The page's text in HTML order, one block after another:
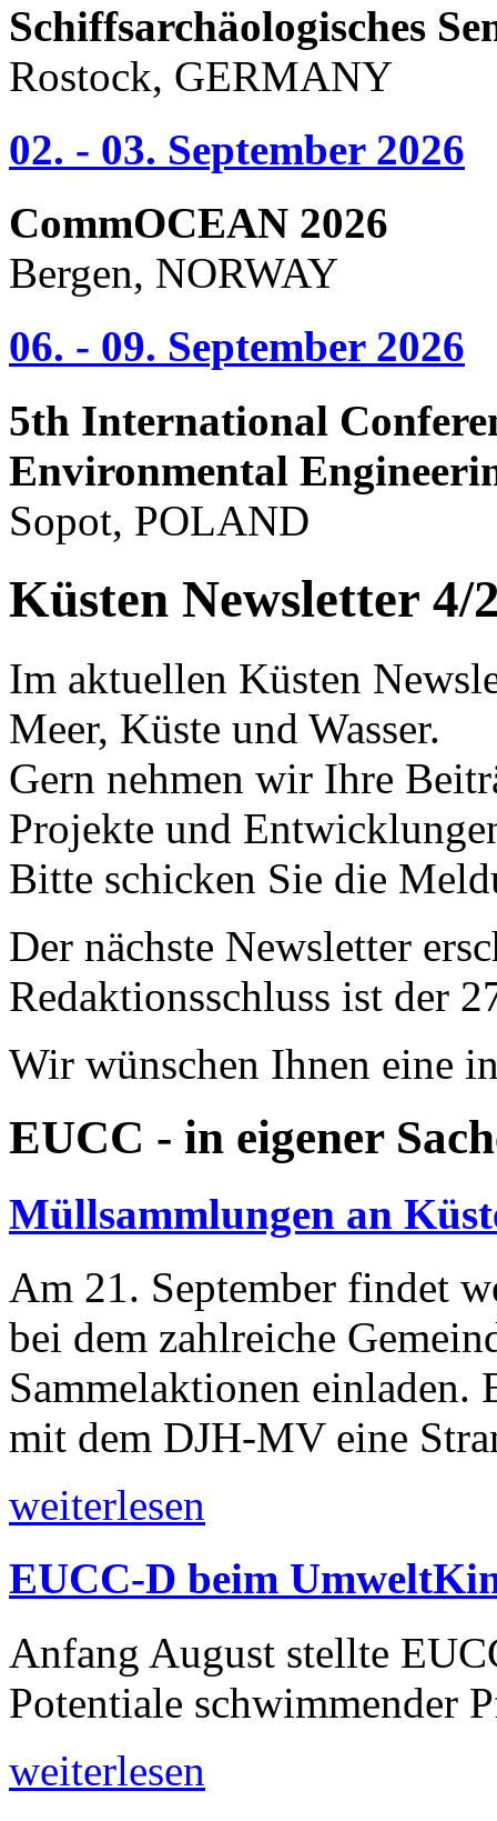
Schiffsarchäologisches
Rostock, GERMANY
02. - 03. September 2026
CommOCEAN 2026
Bergen, NORWAY
06. - 09. September 2026
5th International
Environmental
Sopot, POLAND
Küsten Newsletter 4/
Im aktuellen Küsten
Meer, Küste und Wasser.
Gern nehmen wir Ihre
Projekte und
Bitte schicken Sie die
Der nächste Newsletter
Redaktionsschluss ist der
Wir wünschen Ihnen eine
EUCC - in eigener
Müllsammlungen an
Am 21. September findet
bei dem zahlreiche
Sammelaktionen einladen.
mit dem DJH-MV eine
weiterlesen
EUCC-D beim
Anfang August stellte
Potentiale schwimmender
weiterlesen